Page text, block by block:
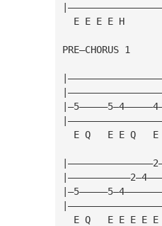
E E E E H
PRE—CHORUS 1
E Q   E E Q
E Q   E E E E